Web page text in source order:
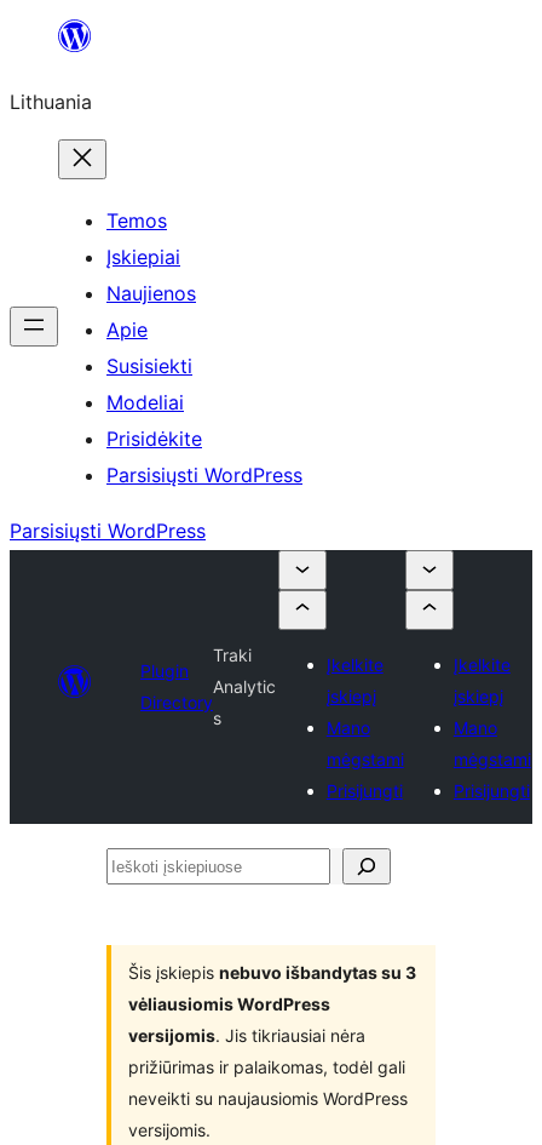
turinio
Lithuania
Temos
Įskiepiai
Naujienos
Apie
Susisiekti
Modeliai
Prisidėkite
Parsisiųsti WordPress
Parsisiųsti WordPress
Plugin
Directory
Traki
Analytic
s
Įkelkite
įskiepį
Mano
mėgstami
Prisijungti
Įkelkite
įskiepį
Mano
mėgstami
Prisijungti
Ieškoti
Šis įskiepis nebuvo išbandytas su 3
vėliausiomis WordPress
versijomis. Jis tikriausiai nėra
prižiūrimas ir palaikomas, todėl gali
neveikti su naujausiomis WordPress
versijomis.